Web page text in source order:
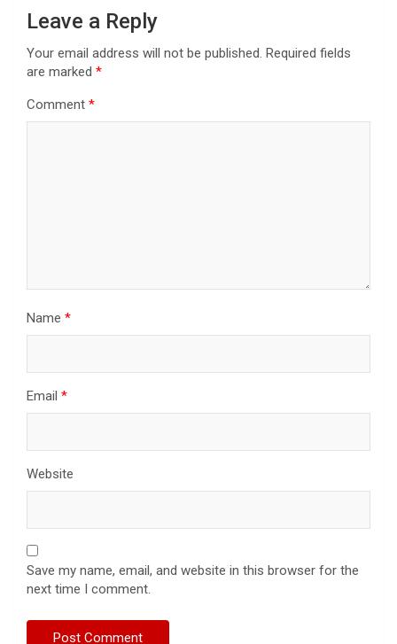
Leave a Reply
Your email address will not be published. Required fields
are marked *
Comment *
Name *
Email *
Website
Save my name, email, and website in this browser for the
next time I comment.